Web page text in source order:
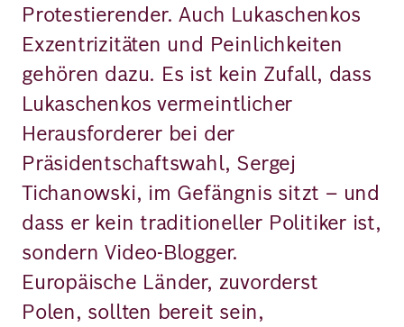
Protestierender. Auch Lukaschenkos
Exzentrizitäten und Peinlichkeiten
gehören dazu. Es ist kein Zufall, dass
Lukaschenkos vermeintlicher
Herausforderer bei der
Präsidentschaftswahl, Sergej
Tichanowski, im Gefängnis sitzt – und
dass er kein traditioneller Politiker ist,
sondern Video-Blogger.
Europäische Länder, zuvorderst
Polen, sollten bereit sein,